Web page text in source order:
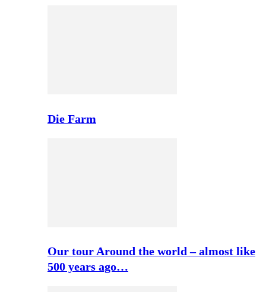
Die Farm
Our tour Around the world – almost like
500 years ago…